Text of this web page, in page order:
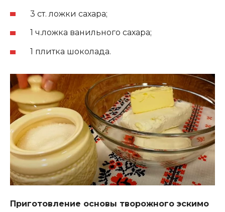
3 ст. ложки сахара;
1 ч.ложка ванильного сахара;
1 плитка шоколада.
Приготовление основы творожного эскимо